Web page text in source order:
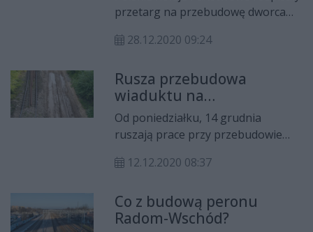
przetarg na przebudowę dworca
kolejowej nr 26 Łuków – Radom.
28.12.2020 09:24
Rusza przebudowa
wiaduktu na
Gołębiowskiej
Od poniedziałku, 14 grudnia
ruszają prace przy przebudowie
Gołębiowskiej. Inwestycja na linii
realizowana jest przy wsparciu
funduszy POIiŚ.
12.12.2020 08:37
Co z budową peronu
Radom-Wschód?